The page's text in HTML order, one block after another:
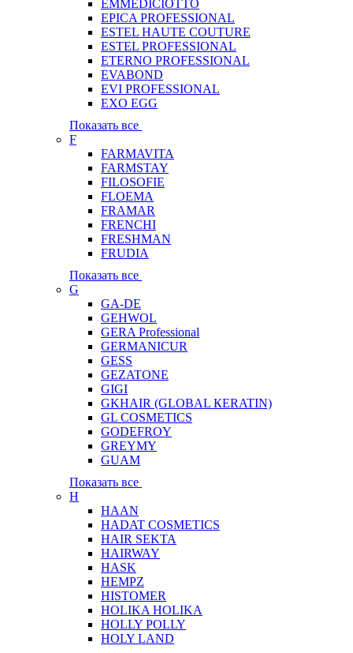
EMMEDICIOTTO
EPICA PROFESSIONAL
ESTEL HAUTE COUTURE
ESTEL PROFESSIONAL
ETERNO PROFESSIONAL
EVABOND
EVI PROFESSIONAL
EXO EGG
Показать все
F
FARMAVITA
FARMSTAY
FILOSOFIE
FLOEMA
FRAMAR
FRENCHI
FRESHMAN
FRUDIA
Показать все
G
GA-DE
GEHWOL
GERA Professional
GERMANICUR
GESS
GEZATONE
GIGI
GKHAIR (GLOBAL КЕRATIN)
GL COSMETICS
GODEFROY
GREYMY
GUAM
Показать все
H
HAAN
HADAT COSMETICS
HAIR SEKTA
HAIRWAY
HASK
HEMPZ
HISTOMER
HOLIKA HOLIKA
HOLLY POLLY
HOLY LAND